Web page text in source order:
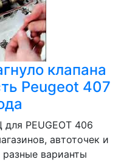
клапана
Peugeot 407
PEUGEOT 406
автоточек и
варианты